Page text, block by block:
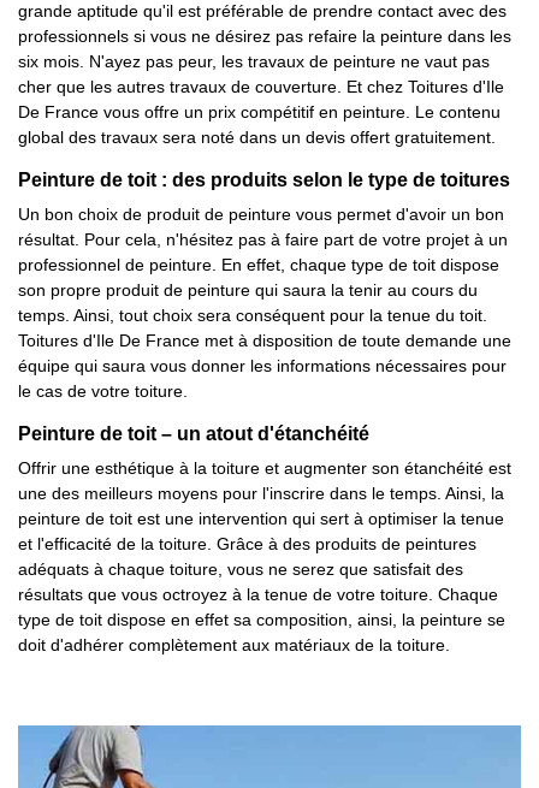
grande aptitude qu'il est préférable de prendre contact avec des
professionnels si vous ne désirez pas refaire la peinture dans les
six mois. N'ayez pas peur, les travaux de peinture ne vaut pas
cher que les autres travaux de couverture. Et chez Toitures d'Ile
De France vous offre un prix compétitif en peinture. Le contenu
global des travaux sera noté dans un devis offert gratuitement.
Peinture de toit : des produits selon le type de toitures
Un bon choix de produit de peinture vous permet d'avoir un bon
résultat. Pour cela, n'hésitez pas à faire part de votre projet à un
professionnel de peinture. En effet, chaque type de toit dispose
son propre produit de peinture qui saura la tenir au cours du
temps. Ainsi, tout choix sera conséquent pour la tenue du toit.
Toitures d'Ile De France met à disposition de toute demande une
équipe qui saura vous donner les informations nécessaires pour
le cas de votre toiture.
Peinture de toit – un atout d'étanchéité
Offrir une esthétique à la toiture et augmenter son étanchéité est
une des meilleurs moyens pour l'inscrire dans le temps. Ainsi, la
peinture de toit est une intervention qui sert à optimiser la tenue
et l'efficacité de la toiture. Grâce à des produits de peintures
adéquats à chaque toiture, vous ne serez que satisfait des
résultats que vous octroyez à la tenue de votre toiture. Chaque
type de toit dispose en effet sa composition, ainsi, la peinture se
doit d'adhérer complètement aux matériaux de la toiture.